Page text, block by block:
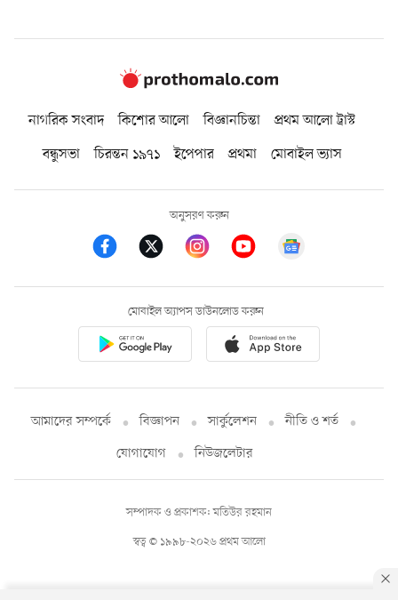
নাগরিক সংবাদ কিশোর আলো বিজ্ঞানচিন্তা
প্রথম আলো ট্রাস্ট
বন্ধুসভা
চিরন্তন ১৯৭১ ইপেপার প্রথমা মোবাইল ভ্যাস
অনুসরণ করুন
মোবাইল অ্যাপস ডাউনলোড করুন
আমাদের সম্পর্কে বিজ্ঞাপন সার্কুলেশন
নীতি ও শর্ত
যোগাযোগ
নিউজলেটার
স্বত্ব © ১৯৯৮-২০২৬ প্রথম আলো
সম্পাদক ও প্রকাশক: মতিউর রহমান